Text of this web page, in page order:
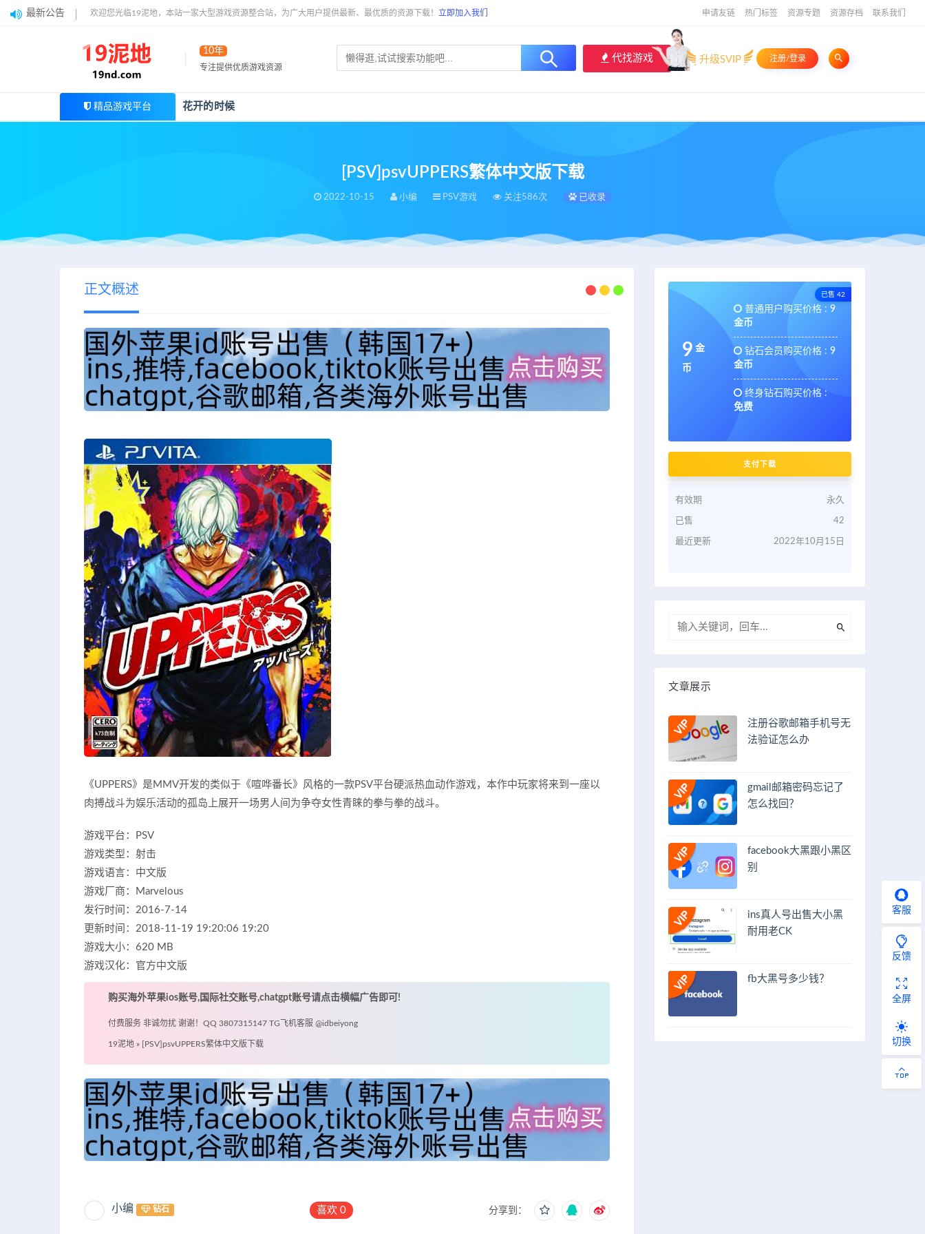
最新公告 欢迎您光临19泥地，本站一家大型游戏资源整合站，为广大用户提供最新、最优质的资源下载！ 立即加入我们 申请友链 热门标签 资源专题 资源存档 联系我们
10年
专注提供优质游戏资源
代找游戏 升级SVIP 注册/登录
精品游戏平台 花开的时候
[PSV]psvUPPERS繁体中文版下载
2022-10-15 小编 PSV游戏 关注586次 已收录
正文概述
《UPPERS》是MMV开发的类似于《喧哗番长》风格的一款PSV平台硬派热血动作游戏，本作中玩家将来到一座以
肉搏战斗为娱乐活动的孤岛上展开一场男人间为争夺女性青睐的拳与拳的战斗。
游戏平台：PSV
游戏类型：射击
游戏语言：中文版
游戏厂商：Marvelous
发行时间：2016-7-14
更新时间：2018-11-19 19:20:06 19:20
游戏大小：620 MB
游戏汉化：官方中文版
购买海外苹果ios账号,国际社交账号,chatgpt账号请点击横幅广告即可!
付费服务 非诚勿扰 谢谢！QQ 3807315147 TG飞机客服 @idbeiyong
19泥地 » [PSV]psvUPPERS繁体中文版下载
小编 钻石 喜欢0 分享到：
已售 42
9 金
币
普通用户购买价格 : 9
金币
钻石会员购买价格 : 9
金币
终身钻石购买价格 :
免费
支付下载
有效期 永久
已售 42
最近更新 2022年10月15日
文章展示
注册谷歌邮箱手机号无
法验证怎么办
gmail邮箱密码忘记了
怎么找回？
facebook大黑跟小黑区
别
ins真人号出售大小黑
耐用老CK
fb大黑号多少钱？
客服
反馈
全屏
切换